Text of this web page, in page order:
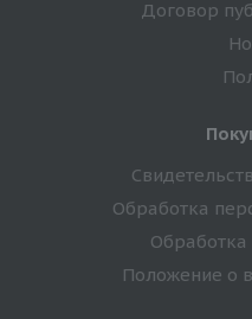
Договор
Обработка
Положение о